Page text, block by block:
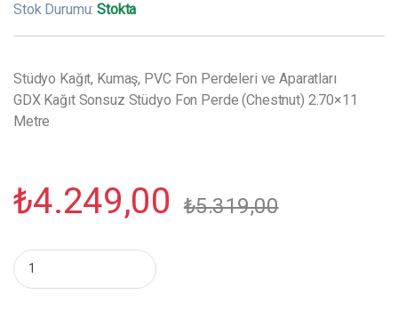
Stok Durumu:Stokta
Stüdyo Kağıt, Kumaş, PVC Fon Perdeleri ve Aparatları
GDX Kağıt Sonsuz Stüdyo Fon Perde (Chestnut) 2.70×11
Metre
₺4.249,00 ₺5.319,00
GDX Kağıt Sonsuz Stüdyo Fon Perde (Chestnut) 2.70x11